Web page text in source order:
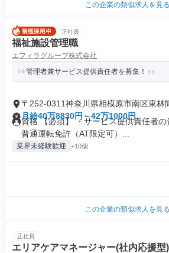
この企業の類似求人を見る
正社員
福祉施設管理職
エフィラグループ株式会社
管理者兼サービス提供責任者を募集！
〒252-0311神奈川県相模原市南区東林
月給40万8830円～42万1000円
資格 【必須】 ・サービス提供責任者
普通運転免許（AT限定可）...
業界未経験歓迎 +10個
この企業の類似求人を見る
正社員
エリアケアマネージャー(社内応援型)